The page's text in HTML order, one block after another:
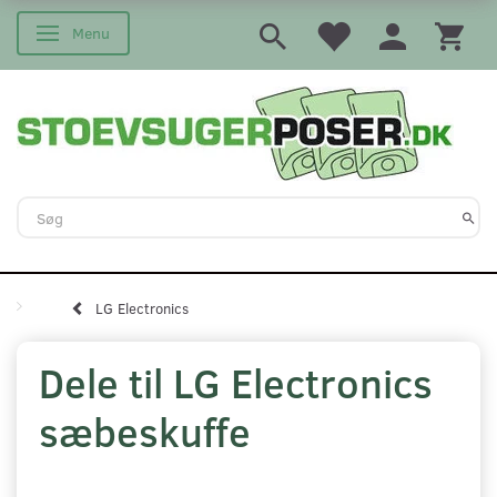
Skifte navigation
Menu
LG Electronics
Dele til LG Electronics
sæbeskuffe